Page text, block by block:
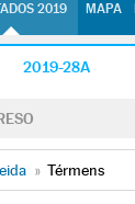
2019 MAPA
2019-28A
» Térmens